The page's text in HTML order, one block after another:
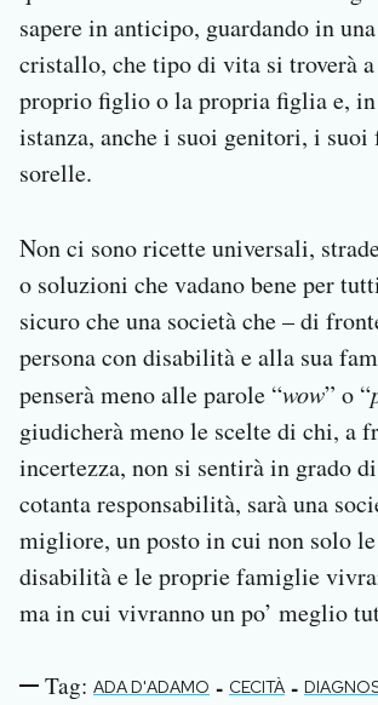
sapere in anticipo, guardando in
cristallo, che tipo di vita si troverà
proprio figlio o la propria figlia e,
istanza, anche i suoi genitori, i
sorelle.
Non ci sono ricette universali,
o soluzioni che vadano bene per
sicuro che una società che – di
persona con disabilità e alla sua
penserà meno alle parole “wow” o “
giudicherà meno le scelte di chi, a
incertezza, non si sentirà in grado
cotanta responsabilità, sarà una
migliore, un posto in cui non solo
disabilità e le proprie famiglie
ma in cui vivranno un po’ meglio
Tag: ADA D'ADAMO - CECITÀ -